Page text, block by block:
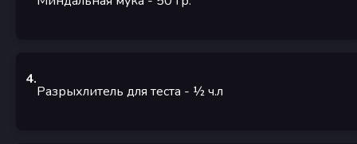
4.
Разрыхлитель для теста - ½ч.л